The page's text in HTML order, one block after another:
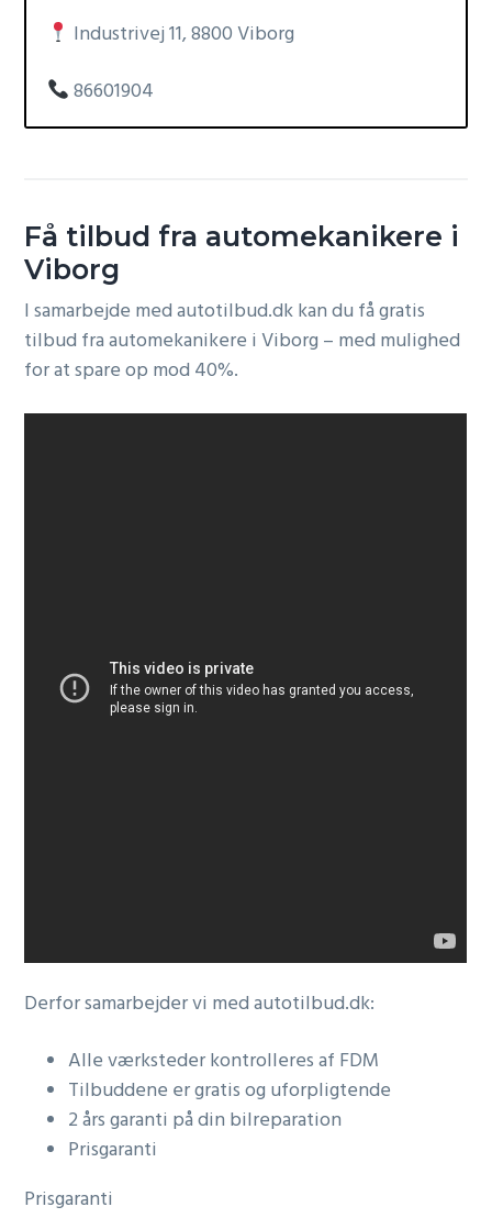
Industrivej 11, 8800 Viborg
86601904
Få tilbud fra automekanikere i
Viborg
I samarbejde med autotilbud.dk kan du få gratis
tilbud fra automekanikere i Viborg – med mulighed
for at spare op mod 40%.
Derfor samarbejder vi med autotilbud.dk:
Alle værksteder kontrolleres af FDM
Tilbuddene er gratis og uforpligtende
2 års garanti på din bilreparation
Prisgaranti
Prisgaranti